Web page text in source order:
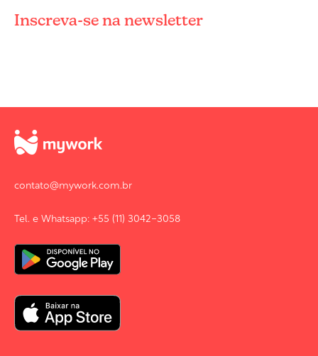
Inscreva-se na newsletter
contato@mywork.com.br
Tel. e Whatsapp: +55 (11) 3042-3058